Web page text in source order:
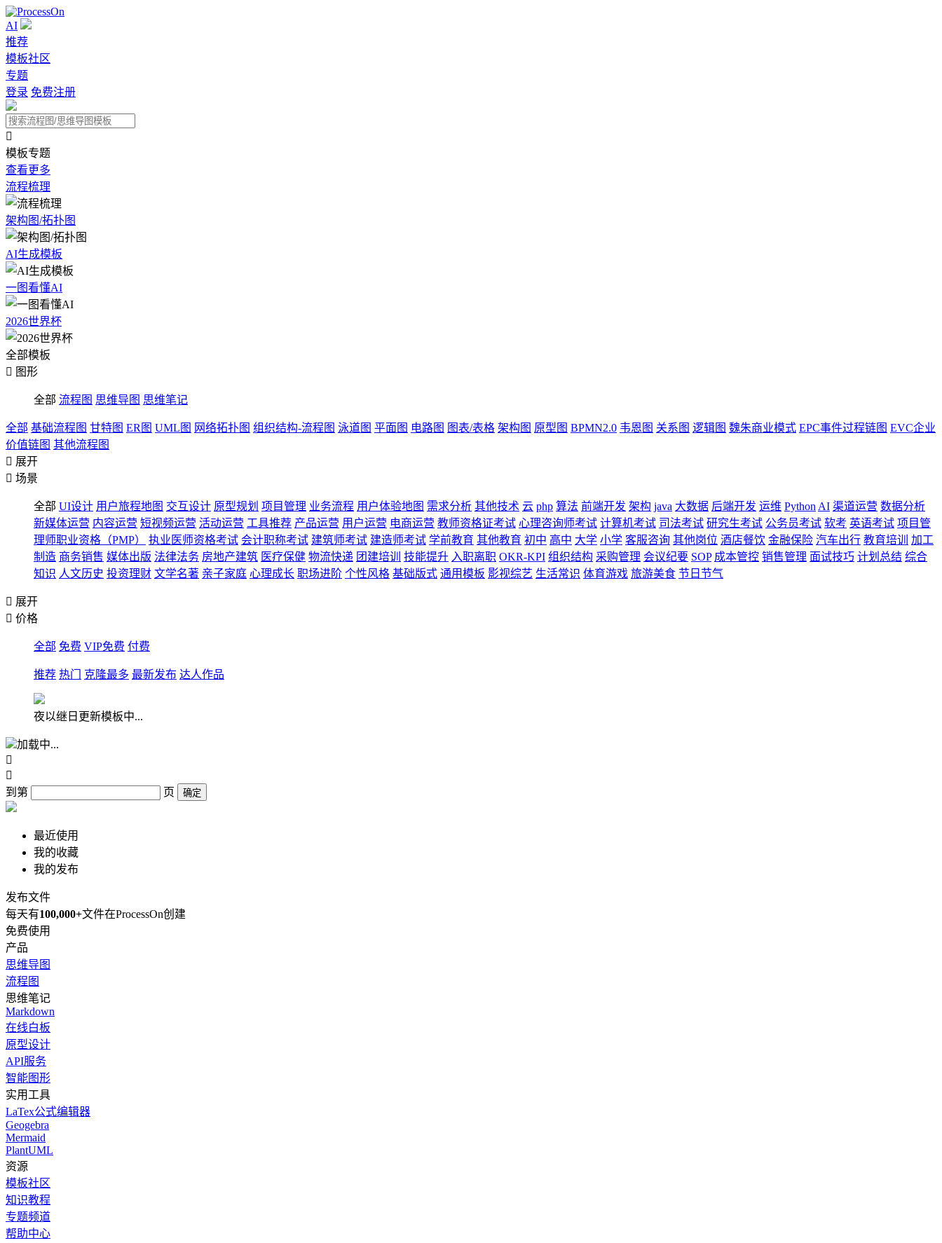
AI
推荐
模板社区
专题
登录 免费注册

模板专题
查看更多
流程梳理
架构图/拓扑图
AI生成模板
一图看懂AI
2026世界杯
全部模板
 图形
全部 流程图 思维导图 思维笔记
全部 基础流程图 甘特图 ER图 UML图 网络拓扑图 组织结构-流程图 泳道图 平面图 电路图 图表/表格 架构图 原型图 BPMN2.0 韦恩图 关系图 逻辑图 魏朱商业模式 EPC事件过程链图 EVC企业
价值链图 其他流程图
 展开
 场景
全部 UI设计 用户旅程地图 交互设计 原型规划 项目管理 业务流程 用户体验地图 需求分析 其他技术 云 php 算法 前端开发 架构 java 大数据 后端开发 运维 Python AI 渠道运营 数据分析
新媒体运营 内容运营 短视频运营 活动运营 工具推荐 产品运营 用户运营 电商运营 教师资格证考试 心理咨询师考试 计算机考试 司法考试 研究生考试 公务员考试 软考 英语考试 项目管
理师职业资格（PMP）
执业医师资格考试 会计职称考试 建筑师考试 建造师考试 学前教育 其他教育 初中 高中 大学 小学 客服咨询 其他岗位 酒店餐饮 金融保险 汽车出行 教育培训
加工
制造 商务销售 媒体出版 法律法务 房地产建筑 医疗保健 物流快递 团建培训 技能提升 入职离职 OKR-KPI 组织结构 采购管理 会议纪要 SOP 成本管控 销售管理 面试技巧 计划总结 综合
知识 人文历史 投资理财 文学名著 亲子家庭 心理成长 职场进阶 个性风格 基础版式 通用模板 影视综艺 生活常识 体育游戏 旅游美食 节日节气
 展开
 价格
全部 免费 VIP免费 付费
推荐 热门 克隆最多 最新发布 达人作品
夜以继日更新模板中...
加载中...


到第
页 确定
最近使用
我的收藏
我的发布
发布文件
每天有100,000+文件在ProcessOn创建
免费使用
产品
思维导图
流程图
思维笔记
Markdown
在线白板
原型设计
API服务
智能图形
实用工具
LaTex公式编辑器
Geogebra
Mermaid
PlantUML
资源
模板社区
知识教程
专题频道
帮助中心